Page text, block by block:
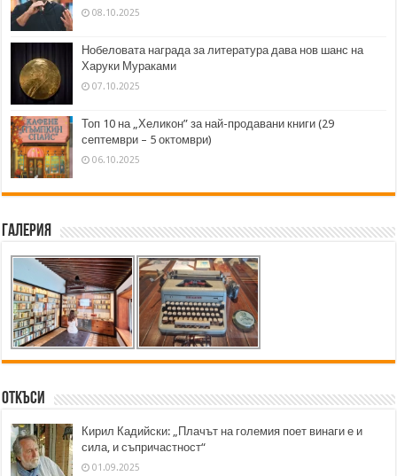
08.10.2025
Нобеловата награда за литература дава нов шанс на
Харуки Мураками
07.10.2025
Топ 10 на „Хеликон” за най-продавани книги (29
септември – 5 октомври)
06.10.2025
Галерия
Откъси
Кирил Кадийски: „Плачът на големия поет винаги е и
сила, и съпричастност“
01.09.2025